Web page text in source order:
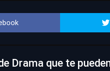
Drama que te